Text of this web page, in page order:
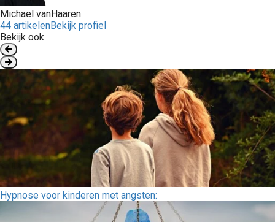
Michael vanHaaren
44 artikelenBekijk profiel
Bekijk ook
Hypnose voor kinderen met angsten: